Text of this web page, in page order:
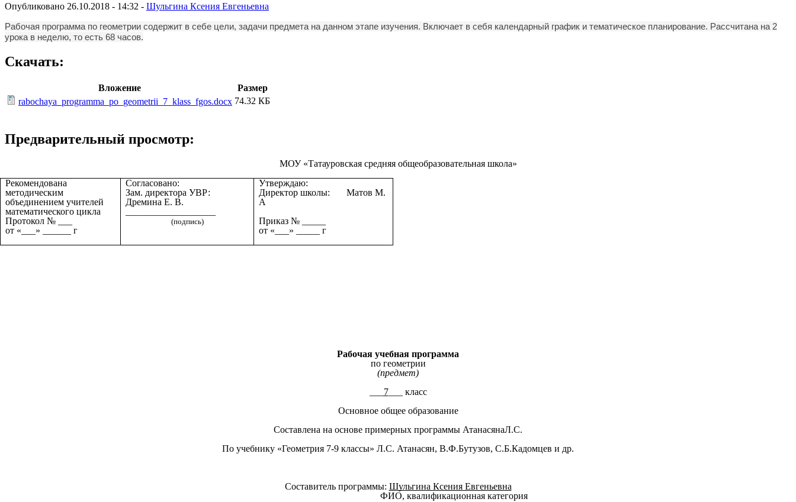
Опубликовано 26.10.2018 - 14:32 - Шульгина Ксения Евгеньевна
Рабочая программа по геометрии содержит в себе цели, задачи предмета на данном этапе изучения. Включает в себя календарный график и тематическое планирование. Рассчитана на 2
урока в неделю, то есть 68 часов.
Скачать:
Вложение
Размер
rabochaya_programma_po_geometrii_7_klass_fgos.docx 74.32 КБ
Предварительный просмотр:
МОУ «Татауровская средняя общеобразовательная школа»
Рекомендована
методическим
объединением учителей
математического цикла
Протокол № ___
от «___» ______ г
Согласовано:
Зам. директора УВР:
Дремина Е. В.
(подпись)
Утверждаю:
Директор школы: Матов М.
А
Приказ № _____
от «___» _____ г
Рабочая учебная программа
по геометрии
(предмет)
7___
класс
Основное общее образование
Составлена на основе примерных программы АтанасянаЛ.С.
По учебнику «Геометрия 7-9 классы» Л.С. Атанасян, В.Ф.Бутузов, С.Б.Кадомцев и др.
Составитель программы: Шульгина Ксения Евгеньевна
ФИО, квалификационная категория